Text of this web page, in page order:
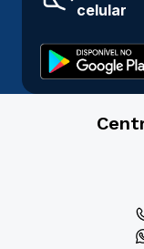
celular